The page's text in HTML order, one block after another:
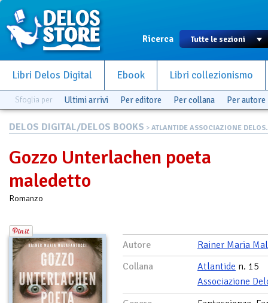
Ricerca
Libri Delos Digital Ebook Libri collezionismo
Sfoglia per Ultimi arrivi Per editore Per collana Per autore
DELOS DIGITAL/DELOS BOOKS > ATLANTIDE ASSOCIAZIONE
Gozzo Unterlachen poeta
maledetto
Romanzo
Autore
Rainer Maria
Collana
Atlantide n. 15
Associazione